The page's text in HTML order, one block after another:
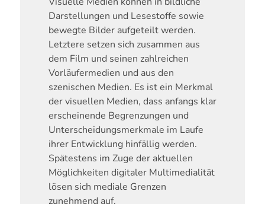
Darstellungen und Lesestoffe sowie
bewegte Bilder aufgeteilt werden.
Letztere setzen sich zusammen aus
dem Film und seinen zahlreichen
Vorläufermedien und aus den
szenischen Medien. Es ist ein Merkmal
der visuellen Medien, dass anfangs klar
erscheinende Begrenzungen und
Unterscheidungsmerkmale im Laufe
ihrer Entwicklung hinfällig werden.
Spätestens im Zuge der aktuellen
Möglichkeiten digitaler Multimedialität
lösen sich mediale Grenzen
zunehmend auf.